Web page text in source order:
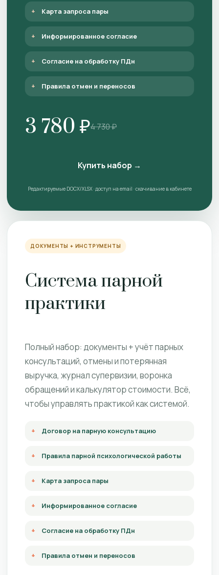
Карта запроса пары
Информированное согласие
Согласие на обработку ПДн
Правила отмен и переносов
3 780 ₽4 730 ₽
Купить набор →
Редактируемые DOCX/XLSX · доступ на email · скачивание в кабинете
ДОКУМЕНТЫ + ИНСТРУМЕНТЫ
Система парной
практики
Полный набор: документы + учёт парных
консультаций, отмены и потерянная
выручка, журнал супервизии, воронка
обращений и калькулятор стоимости. Всё,
чтобы управлять практикой как системой.
Договор на парную консультацию
Правила парной психологической работы
Карта запроса пары
Информированное согласие
Согласие на обработку ПДн
Правила отмен и переносов